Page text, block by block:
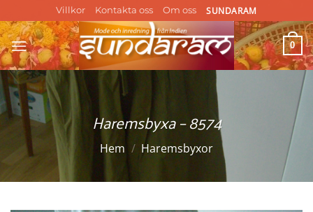
to
content
Villkor Kontakta oss Om oss SUNDARAM
0
Haremsbyxa – 8574
Hem / Haremsbyxor